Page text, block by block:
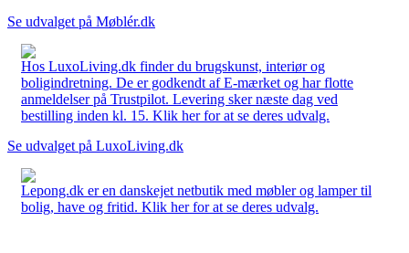
Se udvalget på Møblér.dk
Hos LuxoLiving.dk finder du brugskunst, interiør og
boligindretning. De er godkendt af E-mærket og har flotte
anmeldelser på Trustpilot. Levering sker næste dag ved
bestilling inden kl. 15. Klik her for at se deres udvalg.
Se udvalget på LuxoLiving.dk
Lepong.dk er en danskejet netbutik med møbler og lamper til
bolig, have og fritid. Klik her for at se deres udvalg.